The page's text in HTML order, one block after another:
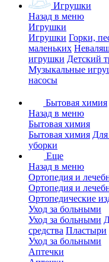
Игрушки
Назад в меню
Игрушки
Игрушки Горки,
маленьких
игрушки Детский
Музыкальные
насосы
Бытовая химия
Назад в меню
Бытовая химия
Бытовая химия Для
уборки
Еще
Назад в меню
Ортопедия и
Ортопедия и
Ортопедические
Уход за больными
Уход за больными
средства Пластыри
Уход за больными
Аптечки